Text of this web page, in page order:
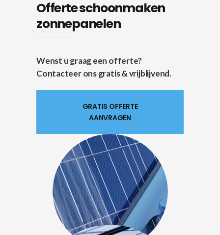
Offerte schoonmaken
zonnepanelen
Wenst u graag een offerte?
Contacteer ons gratis & vrijblijvend.
GRATIS OFFERTE
AANVRAGEN